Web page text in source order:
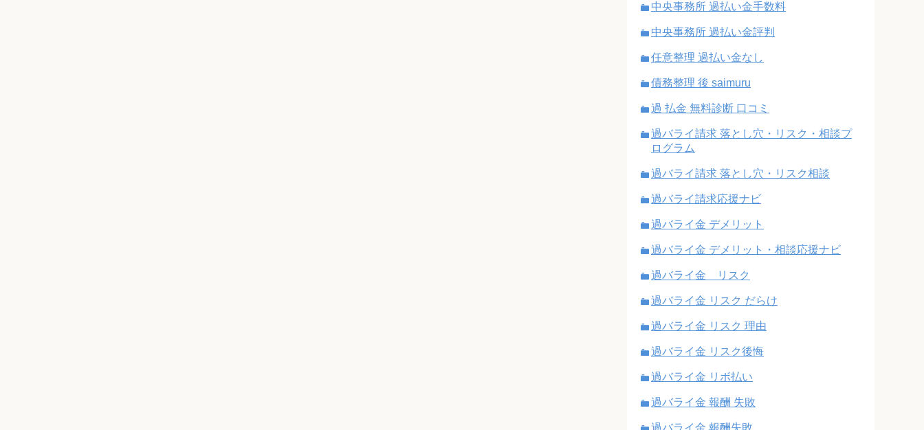
中央事務所 過払い金手数料
中央事務所 過払い金評判
任意整理 過払い金なし
債務整理 後 saimuru
過 払金 無料診断 口コミ
過バライ請求 落とし穴・リスク・相談プ
ログラム
過バライ請求 落とし穴・リスク相談
過バライ請求応援ナビ
過バライ金 デメリット
過バライ金 デメリット・相談応援ナビ
過バライ金 リスク
過バライ金 リスク だらけ
過バライ金 リスク 理由
過バライ金 リスク後悔
過バライ金 リボ払い
過バライ金 報酬 失敗
過バライ金 報酬失敗